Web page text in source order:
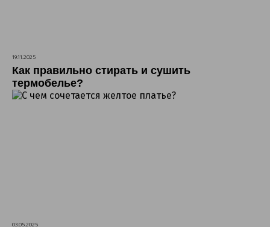
19.11.2025
Как правильно стирать и сушить
термобелье?
03.05.2025